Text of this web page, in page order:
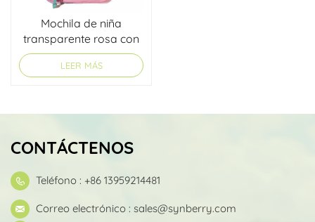
Mochila de niña
transparente rosa con
logotipo personalizado
LEER MÁS
CONTÁCTENOS
Teléfono : +86 13959214481
Correo electrónico : sales@synberry.com